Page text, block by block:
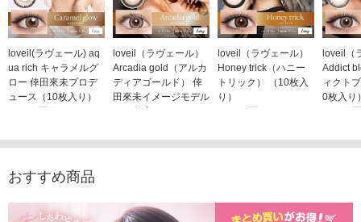
loveil(ラヴェール) aq
ua rich キャラメルグ
ロー 倖田來未プロデ
ュース（10枚入り）
loveil（ラヴェール）
Arcadia gold（アルカ
ディアゴールド） 倖
田來未イメージモデル
（10枚入り）
loveil（ラヴェール）
Honey trick（ハニー
トリック） （10枚入
り）
loveil（
Addict
ィクト
0枚入り
おすすめ商品